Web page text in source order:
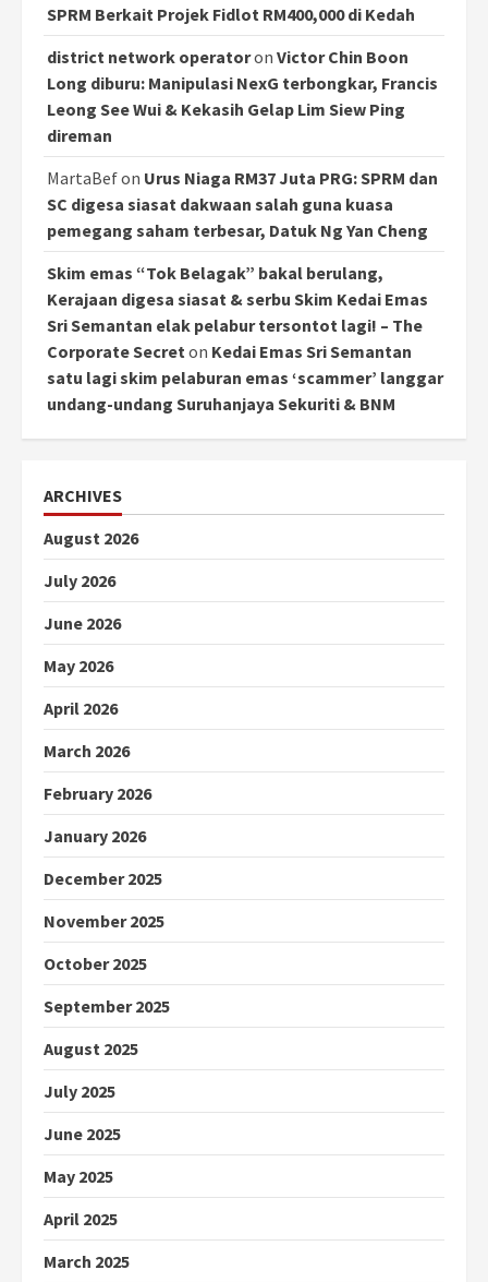
SPRM Berkait Projek Fidlot RM400,000 di Kedah
district network operatoron Victor Chin Boon
Long diburu: Manipulasi NexG terbongkar, Francis
Leong See Wui & Kekasih Gelap Lim Siew Ping
direman
MartaBefon Urus Niaga RM37 Juta PRG: SPRM dan
SC digesa siasat dakwaan salah guna kuasa
pemegang saham terbesar, Datuk Ng Yan Cheng
Skim emas “Tok Belagak” bakal berulang,
Kerajaan digesa siasat & serbu Skim Kedai Emas
Sri Semantan elak pelabur tersontot lagi! – The
Corporate Secret on Kedai Emas Sri Semantan
satu lagi skim pelaburan emas ‘scammer’ langgar
undang-undang Suruhanjaya Sekuriti & BNM
ARCHIVES
August 2026
July 2026
June 2026
May 2026
April 2026
March 2026
February 2026
January 2026
December 2025
November 2025
October 2025
September 2025
August 2025
July 2025
June 2025
May 2025
April 2025
March 2025